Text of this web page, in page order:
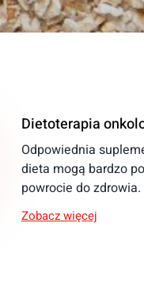
Dietoterapia
Odpowiednia
dieta mogą bardzo
powrocie do zdrowia.
Zobacz więcej